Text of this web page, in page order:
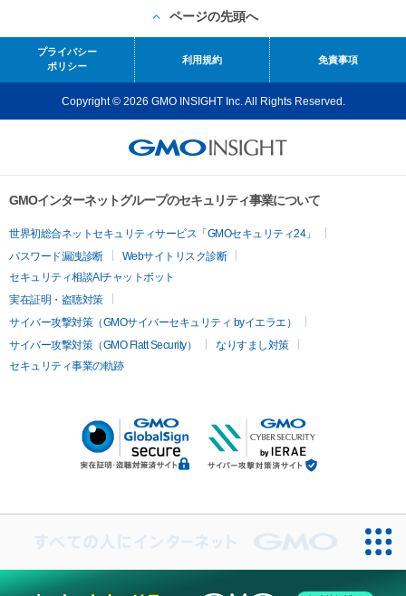
ページの先頭へ
プライバシー
ポリシー
利用規約 免責事項
Copyright © 2026 GMO INSIGHT Inc. All Rights Reserved.
GMOインターネットグループのセキュリティ事業について
世界初総合ネットセキュリティサービス「GMOセキュリティ24」
パスワード漏洩診断
Webサイトリスク診断
セキュリティ相談AIチャットボット
実在証明・盗聴対策
サイバー攻撃対策（GMOサイバーセキュリティ byイエラエ）
サイバー攻撃対策（GMO Flatt Security）
なりすまし対策
セキュリティ事業の軌跡